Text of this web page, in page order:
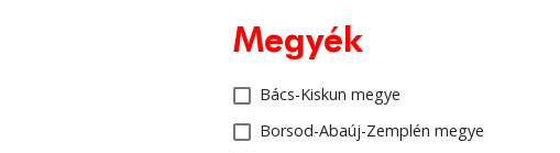
Megyék
Bács-Kiskun megye
Borsod-Abaúj-Zemplén megye